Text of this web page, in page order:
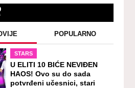
POPULARNO
STARS
U ELITI 10 BIĆE NEVIĐEN
HAOS! Ovo su do sada
potvrđeni učesnici, stari